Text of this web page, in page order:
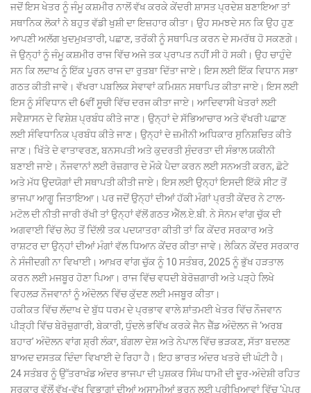
ਜਦੋਂ ਇਸ ਖੇਤਰ ਨੂੰ ਜੰਮੂ ਕਸ਼ਮੀਰ ਨਾਲੋਂ ਵੱਖ ਕਰਕੇ ਕੇਂਦਰੀ ਸ਼ਾਸਤ ਪ੍ਰਦੇਸ਼ ਬਣਾਇਆ ਤਾਂ
ਸਥਾਨਿਕ ਲੋਕਾਂ ਨੇ ਬਹੁਤ ਵੱਡੀ ਖੁਸ਼ੀ ਦਾ ਇਜ਼ਹਾਰ ਕੀਤਾ। ਉਹ ਸਮਝਦੇ ਸਨ ਕਿ ਉਹ ਹੁਣ
ਆਪਣੀ ਅਲੱਗ ਖੁਦਮੁਖ਼ਤਾਰੀ, ਪਛਾਣ, ਤਰੱਕੀ ਨੂੰ ਸਥਾਪਿਤ ਕਰਨ ਦੇ ਸਮਰੱਥ ਹੋ ਸਕਣਗੇ।
ਜੋ ਉਨ੍ਹਾਂ ਨੂੰ ਜੰਮੂ ਕਸ਼ਮੀਰ ਰਾਜ ਵਿੱਚ ਅਜੇ ਤਕ ਪ੍ਰਾਪਤ ਨਹੀਂ ਸੀ ਹੋ ਸਕੀ। ਉਹ ਚਾਹੁੰਦੇ
ਸਨ ਕਿ ਲਦਾਖ ਨੂੰ ਇੱਕ ਪੂਰਨ ਰਾਜ ਦਾ ਰੁਤਬਾ ਦਿੱਤਾ ਜਾਏ। ਇਸ ਲਈ ਇੱਕ ਵਿਧਾਨ ਸਭਾ
ਗਠਤ ਕੀਤੀ ਜਾਵੇ। ਵੱਖਰਾ ਪਬਲਿਕ ਸੇਵਾਵਾਂ ਕਮਿਸ਼ਨ ਸਥਾਪਿਤ ਕੀਤਾ ਜਾਏ। ਇਸ ਲਈ
ਇਸ ਨੂੰ ਸੰਵਿਧਾਨ ਦੀ 6ਵੀਂ ਸੂਚੀ ਵਿੱਚ ਦਰਜ ਕੀਤਾ ਜਾਏ। ਆਦਿਵਾਸੀ ਖੇਤਰਾਂ ਲਈ
ਸਵੈਸ਼ਾਸਨ ਦੇ ਵਿਸ਼ੇਸ਼ ਪ੍ਰਬੰਧ ਕੀਤੇ ਜਾਣ। ਉਨ੍ਹਾਂ ਦੇ ਸੱਭਿਆਚਾਰ ਅਤੇ ਵੱਖਰੀ ਪਛਾਣ
ਲਈ ਸੰਵਿਧਾਨਿਕ ਪ੍ਰਬੰਧ ਕੀਤੇ ਜਾਣ। ਉਨ੍ਹਾਂ ਦੇ ਜ਼ਮੀਨੀ ਅਧਿਕਾਰ ਸੁਨਿਸ਼ਚਿਤ ਕੀਤੇ
ਜਾਣ। ਖਿੱਤੇ ਦੇ ਵਾਤਾਵਰਣ, ਬਨਸਪਤੀ ਅਤੇ ਕੁਦਰਤੀ ਸੁੰਦਰਤਾ ਦੀ ਸੰਭਾਲ ਯਕੀਨੀ
ਬਣਾਈ ਜਾਏ। ਨੌਜਵਾਨਾਂ ਲਈ ਰੋਜ਼ਗਾਰ ਦੇ ਮੌਕੇ ਪੈਦਾ ਕਰਨ ਲਈ ਸਨਅਤੀ ਕਰਨ, ਛੋਟੇ
ਅਤੇ ਮੱਧ ਉਦਯੋਗਾਂ ਦੀ ਸਥਾਪਤੀ ਕੀਤੀ ਜਾਏ। ਇਸ ਲਈ ਉਨ੍ਹਾਂ ਇਸਦੀ ਇੱਕੋ ਸੀਟ ਤੋਂ
ਭਾਜਪਾ ਆਗੂ ਜਿਤਾਇਆ। ਪਰ ਜਦੋਂ ਉਨ੍ਹਾਂ ਦੀਆਂ ਹੱਕੀ ਮੰਗਾਂ ਪ੍ਰਤੀ ਕੇਂਦਰ ਨੇ ਟਾਲ-
ਮਟੋਲ ਦੀ ਨੀਤੀ ਜਾਰੀ ਰੱਖੀ ਤਾਂ ਉਨ੍ਹਾਂ ਵੱਲੋਂ ਗਠਤ ਐੱਲ.ਏ.ਬੀ. ਨੇ ਸੋਨਮ ਵਾਂਗ ਚੁੱਕ ਦੀ
ਅਗਵਾਈ ਵਿੱਚ ਲੇਹ ਤੋਂ ਦਿੱਲੀ ਤਕ ਪਦਯਾਤਰਾ ਕੀਤੀ ਤਾਂ ਕਿ ਕੇਂਦਰ ਸਰਕਾਰ ਅਤੇ
ਰਾਸ਼ਟਰ ਦਾ ਉਨ੍ਹਾਂ ਦੀਆਂ ਮੰਗਾਂ ਵੱਲ ਧਿਆਨ ਕੇਂਦਰ ਕੀਤਾ ਜਾਵੇ। ਲੇਕਿਨ ਕੇਂਦਰ ਸਰਕਾਰ
ਨੇ ਸੰਜੀਦਗੀ ਨਾ ਵਿਖਾਈ। ਆਖ਼ਰ ਵਾਂਗ ਚੁੱਕ ਨੂੰ 10 ਸਤੰਬਰ, 2025 ਨੂੰ ਭੁੱਖ ਹੜਤਾਲ
ਕਰਨ ਲਈ ਮਜਬੂਰ ਹੋਣਾ ਪਿਆ। ਰਾਜ ਵਿੱਚ ਵਧਦੀ ਬੇਰੋਜ਼ਗਾਰੀ ਅਤੇ ਪੜ੍ਹੇ ਲਿਖੇ
ਵਿਹਲੜ ਨੌਜਵਾਨਾਂ ਨੂੰ ਅੰਦੋਲਨ ਵਿੱਚ ਕੁੱਦਣ ਲਈ ਮਜਬੂਰ ਕੀਤਾ।
ਹਕੀਕਤ ਵਿੱਚ ਲੱਦਾਖ ਦੇ ਬੁੱਧ ਧਰਮ ਦੇ ਪ੍ਰਭਾਵ ਵਾਲੇ ਸ਼ਾਂਤਮਈ ਖੇਤਰ ਵਿੱਚ ਨੌਜਵਾਨ
ਪੀੜ੍ਹੀ ਵਿੱਚ ਬੇਰੋਜ਼ੁਗਾਰੀ, ਬੇਕਾਰੀ, ਧੁੰਦਲੇ ਭਵਿੱਖ ਕਰਕੇ ਜੈਨ ਜ਼ੈੱਡ ਅੰਦੋਲਨ ਜੋ ‘ਅਰਬ
ਬਹਾਰ’ ਅੰਦੋਲਨ ਵਾਂਗ ਸ਼੍ਰੀ ਲੰਕਾ, ਬੰਗਲਾ ਦੇਸ਼ ਅਤੇ ਨੇਪਾਲ ਵਿੱਚ ਭੜਕਣ, ਸੱਤਾ ਬਦਲਣ
ਬਾਅਦ ਦਸਤਕ ਦਿੰਦਾ ਵਿਖਾਈ ਦੇ ਰਿਹਾ ਹੈ। ਇਹ ਭਾਰਤ ਅੰਦਰ ਖਤਰੇ ਦੀ ਘੰਟੀ ਹੈ।
24 ਸਤੰਬਰ ਨੂੰ ਉੱਤਰਾਖੰਡ ਅੰਦਰ ਭਾਜਪਾ ਦੀ ਪੁਸ਼ਕਰ ਸਿੰਘ ਧਾਮੀ ਦੀ ਦੂਰ-ਅੰਦੇਸ਼ੀ ਰਹਿਤ
ਸਰਕਾਰ ਵੱਲੋਂ ਵੱਖ-ਵੱਖ ਵਿਭਾਗਾਂ ਦੀਆਂ ਅਸਾਮੀਆਂ ਭਰਨ ਲਈ ਪ੍ਰੀਖਿਆਵਾਂ ਵਿੱਚ ‘ਪੇਪਰ